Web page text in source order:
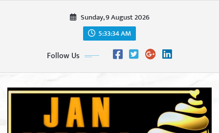
Sunday, 9 August 2026
5:33:36 AM
Follow Us